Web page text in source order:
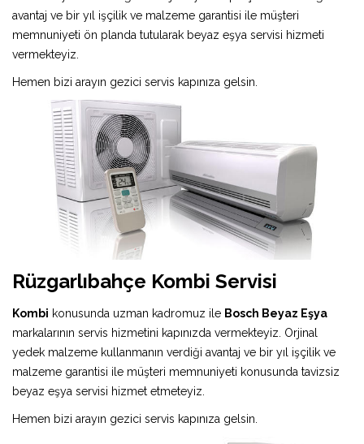
avantaj ve bir yıl işçilik ve malzeme garantisi ile müşteri
memnuniyeti ön planda tutularak beyaz eşya servisi hizmeti
vermekteyiz.
Hemen bizi arayın gezici servis kapınıza gelsin.
Rüzgarlıbahçe Kombi Servisi
Kombi konusunda uzman kadromuz ile Bosch Beyaz Eşya
markalarının servis hizmetini kapınızda vermekteyiz. Orjinal
yedek malzeme kullanmanın verdiği avantaj ve bir yıl işçilik ve
malzeme garantisi ile müşteri memnuniyeti konusunda tavizsiz
beyaz eşya servisi hizmet etmeteyiz.
Hemen bizi arayın gezici servis kapınıza gelsin.